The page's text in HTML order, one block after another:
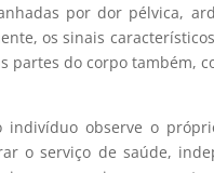
por dor pélvica,
os sinais
do corpo também,
observe o
o serviço de saúde,